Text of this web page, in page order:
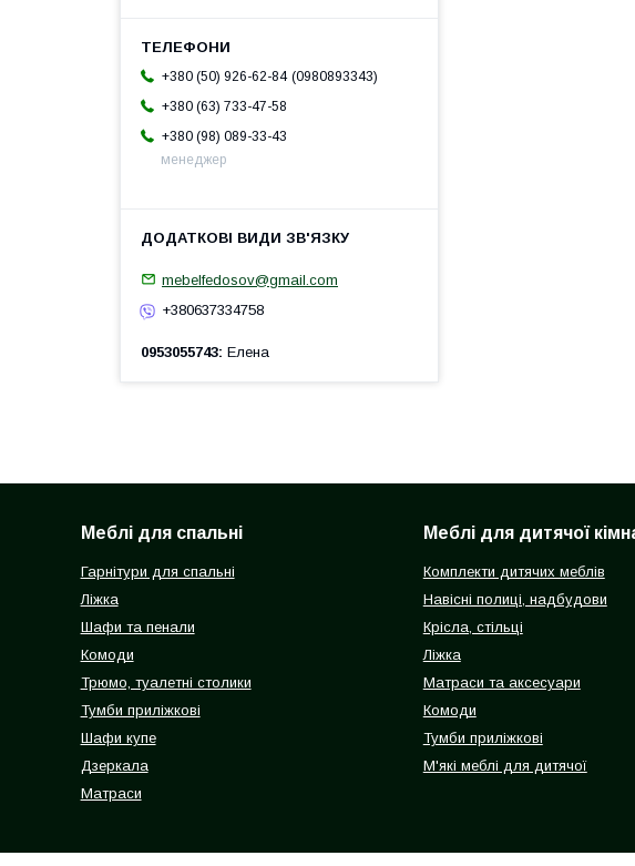
+380 (50) 926-62-84 0980893343
+380 (63) 733-47-58
+380 (98) 089-33-43
менеджер
mebelfedosov@gmail.com
+380637334758
0953055743 Елена
Меблі для спальні
Гарнітури для спальні
Ліжка
Шафи та пенали
Комоди
Трюмо, туалетні столики
Тумби приліжкові
Шафи купе
Дзеркала
Матраси
Меблі для дитячої
Комплекти дитячих меблів
Навісні полиці, надбудови
Крісла, стільці
Ліжка
Матраси та аксесуари
Комоди
Тумби приліжкові
М'які меблі для дитячої